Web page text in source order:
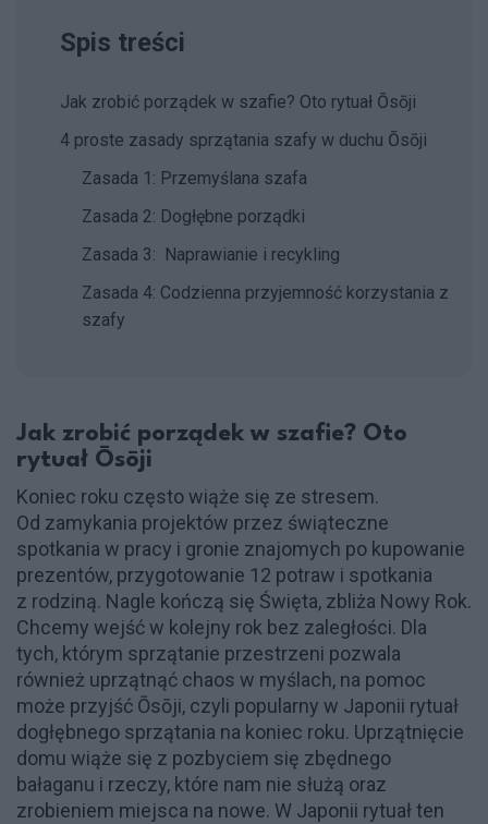
Spis treści
Jak zrobić porządek w szafie? Oto rytuał Ōsōji
4 proste zasady sprzątania szafy w duchu Ōsōji
Zasada 1: Przemyślana szafa
Zasada 2: Dogłębne porządki
Zasada 3: Naprawianie i recykling
Zasada 4: Codzienna przyjemność korzystania z
szafy
Jak zrobić porządek w szafie? Oto
rytuał Ōsōji
Koniec roku często wiąże się ze stresem.
Od zamykania projektów przez świąteczne
spotkania w pracy i gronie znajomych po kupowanie
prezentów, przygotowanie 12 potraw i spotkania
z rodziną. Nagle kończą się Święta, zbliża Nowy Rok.
Chcemy wejść w kolejny rok bez zaległości. Dla
tych, którym sprzątanie przestrzeni pozwala
również uprzątnąć chaos w myślach, na pomoc
może przyjść Ōsōji, czyli popularny w Japonii rytuał
dogłębnego sprzątania na koniec roku. Uprzątnięcie
domu wiąże się z pozbyciem się zbędnego
bałaganu i rzeczy, które nam nie służą oraz
zrobieniem miejsca na nowe. W Japonii rytuał ten